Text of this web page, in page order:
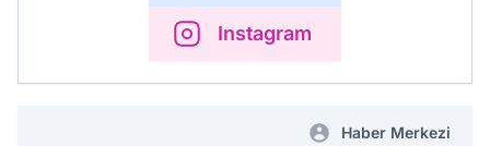
Instagram
Haber Merkezi